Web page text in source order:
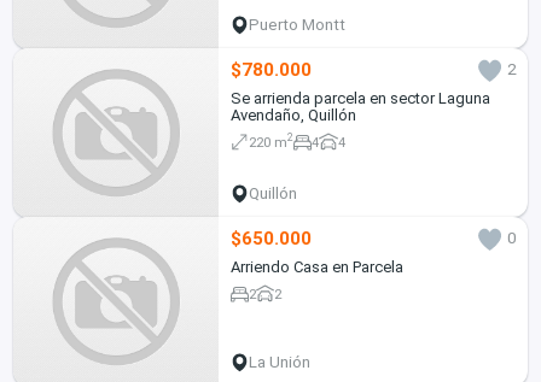
Puerto Montt
$780.000
2
Se arrienda parcela en sector Laguna
Avendaño, Quillón
220 m2 4 4
Quillón
$650.000
0
Arriendo Casa en Parcela
2 2
La Unión